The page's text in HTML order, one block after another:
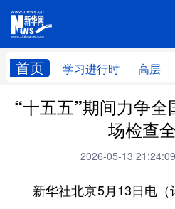
首页 学习进行时 高层
网站
学习进行时 高层
财经
科技 科创
“十五五”期间力争
场检查
2026-05-13 21:24:09
新华社北京5月13日电（